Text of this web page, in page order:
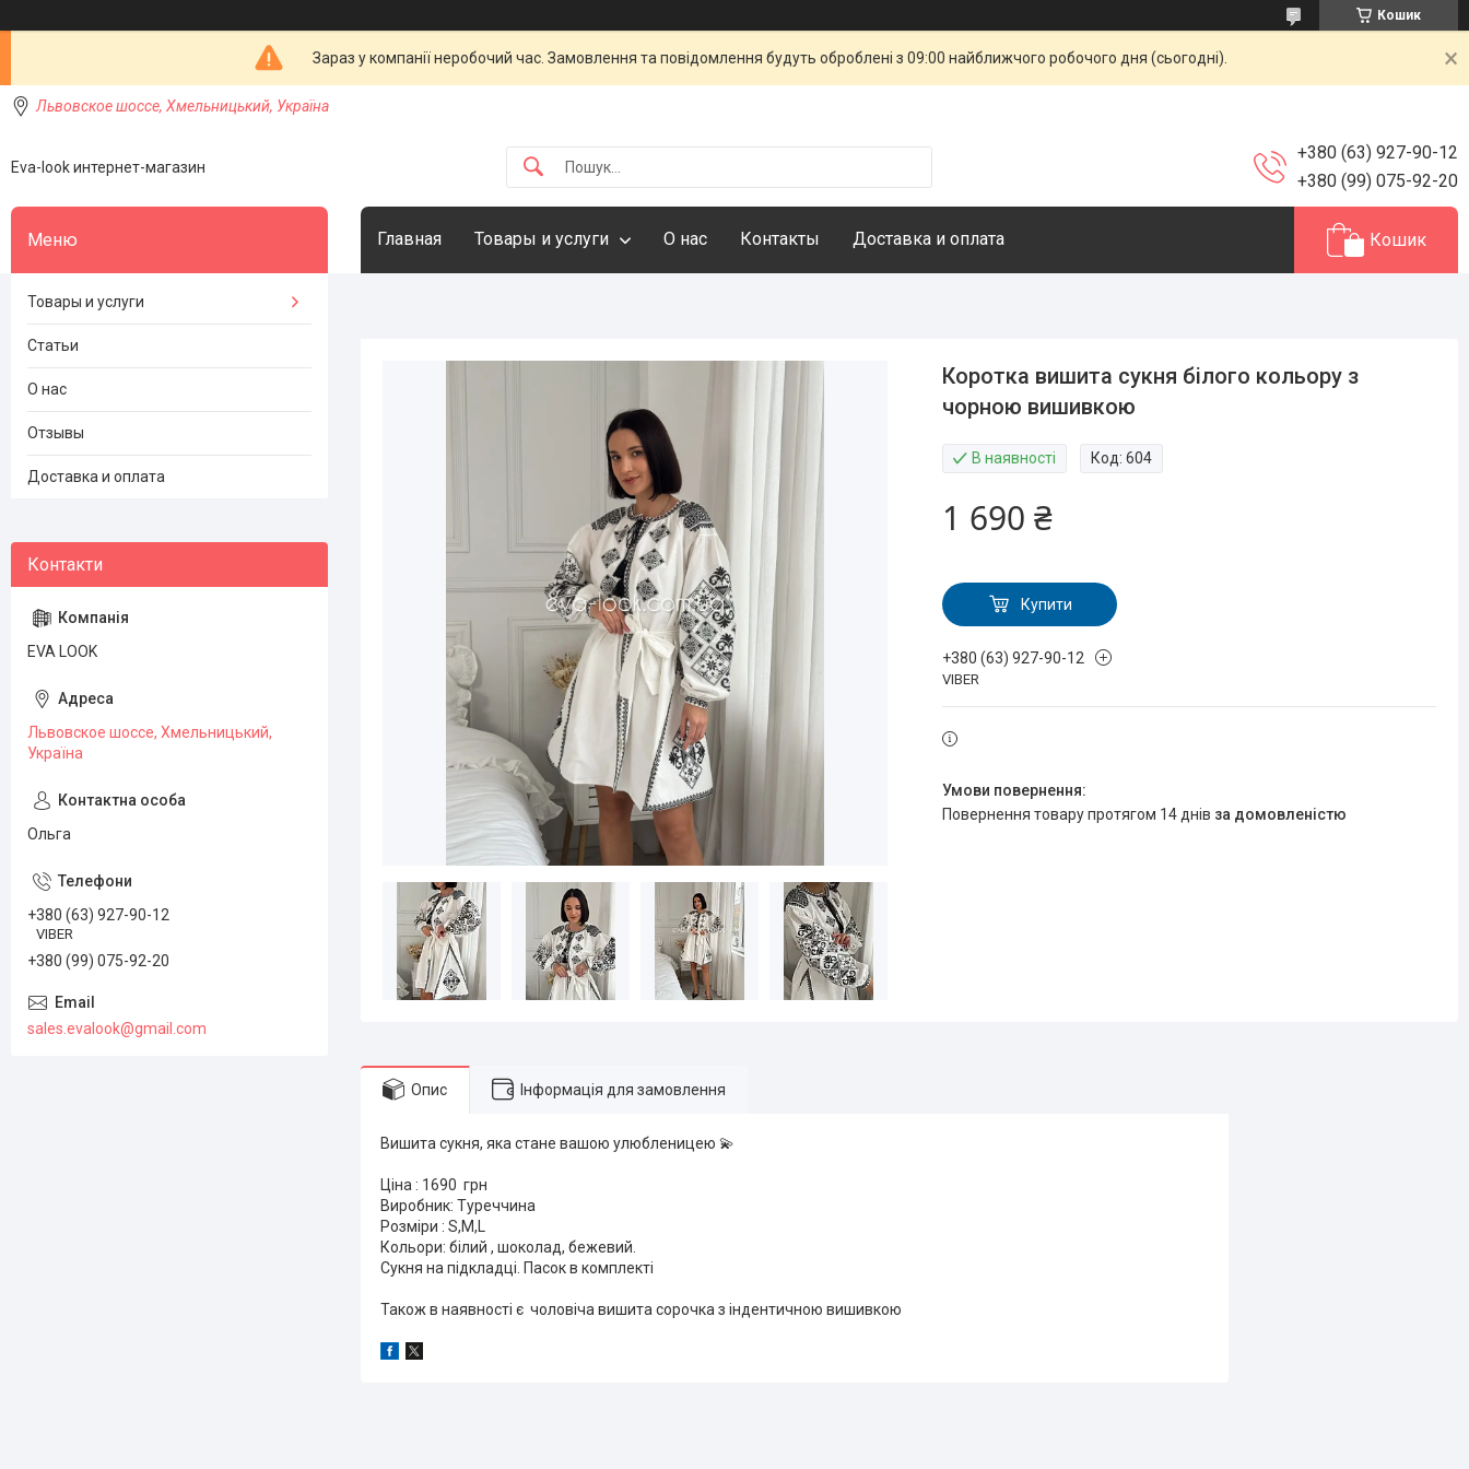
Кошик
Зараз у компанії неробочий час. Замовлення та повідомлення будуть оброблені з 09:00 найближчого робочого дня (сьогодні).
Львовское шоссе, Хмельницький, Україна
Eva-look интернет-магазин
+380 (63) 927-90-12
+380 (99) 075-92-20
Главная Товары и услуги О нас Контакты Доставка и оплата Кошик
Коротка вишита сукня білого кольору з
чорною вишивкою
В наявності Код:604
1 690 ₴
Купити
+380 (63) 927-90-12
VIBER
повернення товару протягом 14 днів за домовленістю
Опис Інформація для замовлення
Вишита сукня, яка стане вашою улюбленицею 💫
Ціна : 1690 грн
Виробник: Туреччина
Розміри : S,M,L
Кольори: білий , шоколад, бежевий.
Сукня на підкладці. Пасок в комплекті
Також в наявності є чоловіча вишита сорочка з індентичною вишивкою
Товары и услуги
Статьи
О нас
Отзывы
Доставка и оплата
EVA LOOK
Львовское шоссе, Хмельницький,
Україна
Ольга
+380 (63) 927-90-12
VIBER
+380 (99) 075-92-20
sales.evalook@gmail.com